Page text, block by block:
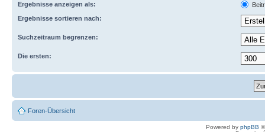
Ergebnisse anzeigen als:
Ergebnisse sortieren nach:
Suchzeitraum begrenzen:
Die ersten:
Foren-Übersicht
Powered by phpBB